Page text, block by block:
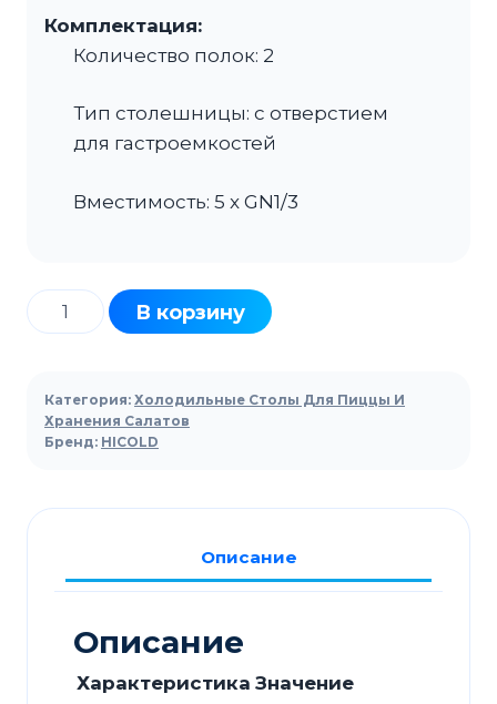
Комплектация:
Количество полок: 2
Тип столешницы: с отверстием
для гастроемкостей
Вместимость: 5 x GN1/3
Количество
товара
холодильный
для
салатов
SL1-
В корзину
Категория: Холодильные Столы Для Пиццы И
Хранения Салатов
Бренд: HICOLD
Описание
Описание
Характеристика Значение